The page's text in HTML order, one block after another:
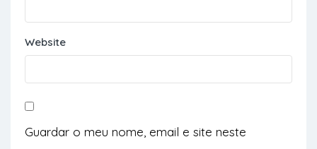
Website
Guardar o meu nome, email e site neste